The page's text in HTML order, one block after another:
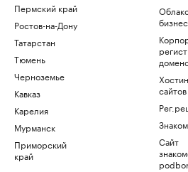
Пермский край
Ростов-на-Дону
Татарстан
Тюмень
Черноземье
Кавказ
Карелия
Мурманск
Приморский
край
сайтов
Сайт